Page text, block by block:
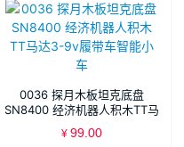
0036 探月木板坦克底盘
SN8400 经济机器人积木TT马
达3-9v履带车智能小车
¥ 99.00